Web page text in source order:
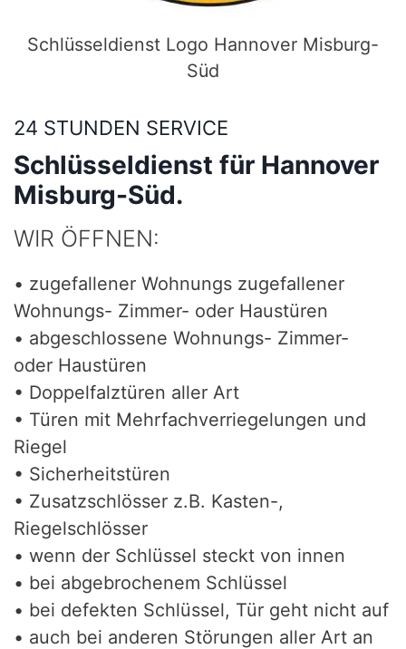
Schlüsseldienst Logo Hannover Misburg-
Süd
24 STUNDEN SERVICE
Schlüsseldienst für Hannover
Misburg-Süd.
WIR ÖFFNEN:
• zugefallener Wohnungs zugefallener
Wohnungs- Zimmer- oder Haustüren
• abgeschlossene Wohnungs- Zimmer-
oder Haustüren
• Doppelfalztüren aller Art
• Türen mit Mehrfachverriegelungen und
Riegel
• Sicherheitstüren
• Zusatzschlösser z.B. Kasten-,
Riegelschlösser
• wenn der Schlüssel steckt von innen
• bei abgebrochenem Schlüssel
• bei defekten Schlüssel, Tür geht nicht auf
• auch bei anderen Störungen aller Art an